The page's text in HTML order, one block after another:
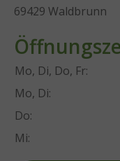
69429 Waldbrunn
Mo, Di, Do, Fr:
Mo, Di:
Do:
Mi: